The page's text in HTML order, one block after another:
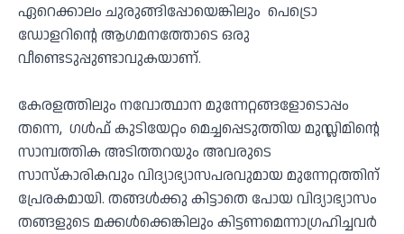
ഏറെക്കാലം ചുരുങ്ങിപ്പോയെങ്കിലും പെട്രൊ
ഡോളറിൻ്റെ ആഗമനത്തോടെ ഒരു
വീണ്ടെടുപ്പുണ്ടാവുകയാണ്.
കേരളത്തിലും നവോത്ഥാന മുന്നേറ്റങ്ങളോടൊപ്പം
തന്നെ, ഗൾഫ് കുടിയേറ്റം മെച്ചപ്പെടുത്തിയ മുസ്ലിമിൻ്റെ
സാമ്പത്തിക അടിത്തറയും അവരുടെ
സാസ്കാരികവും വിദ്യാഭ്യാസപരവുമായ മുന്നേറ്റത്തിന്
പ്രേരകമായി. തങ്ങൾക്കു കിട്ടാതെ പോയ വിദ്യാഭ്യാസം
തങ്ങളുടെ മക്കൾക്കെങ്കിലും കിട്ടണമെന്നാഗ്രഹിച്ചവർ